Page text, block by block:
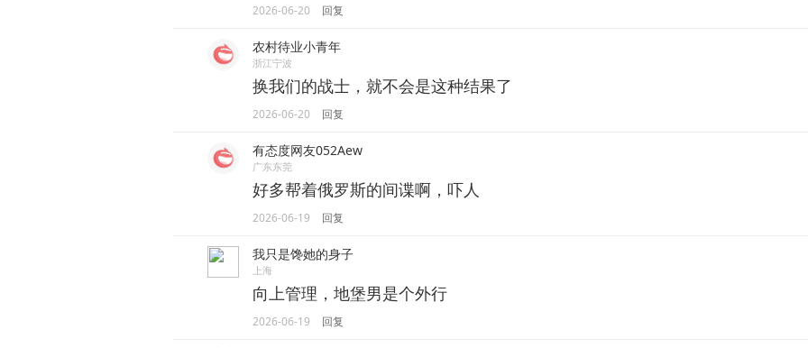
2026-06-20 回复
农村待业小青年
浙江宁波
换我们的战士，就不会是这种结果了
2026-06-20 回复
有态度网友052Aew
广东东莞
好多帮着俄罗斯的间谍啊，吓人
2026-06-19 回复
我只是馋她的身子
上海
向上管理，地堡男是个外行
2026-06-19 回复